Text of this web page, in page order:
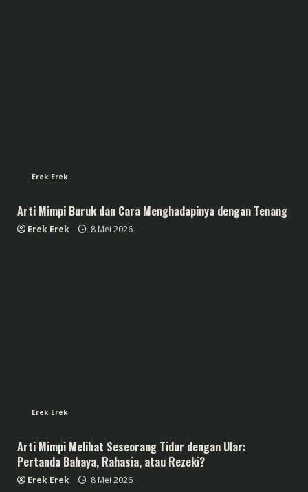
Erek Erek
Arti Mimpi Buruk dan Cara Menghadapinya dengan Tenang
Erek Erek 8 Mei 2026
Erek Erek
Arti Mimpi Melihat Seseorang Tidur dengan Ular:
Pertanda Bahaya, Rahasia, atau Rezeki?
Erek Erek 8 Mei 2026